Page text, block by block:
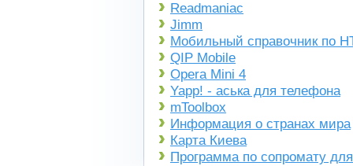
Readmaniac
Jimm
Мобильный справочник по
QIP Mobile
Opera Mini 4
Yapp! - аська для телефона
mToolbox
Информация о странах мира
Карта Киева
Программа по сопромату